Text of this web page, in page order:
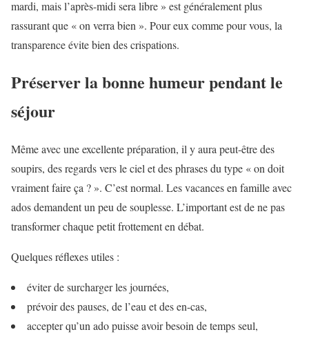
mardi, mais l’après-midi sera libre » est généralement plus
rassurant que « on verra bien ». Pour eux comme pour vous, la
transparence évite bien des crispations.
Préserver la bonne humeur pendant le
séjour
Même avec une excellente préparation, il y aura peut-être des
soupirs, des regards vers le ciel et des phrases du type « on doit
vraiment faire ça ? ». C’est normal. Les vacances en famille avec
ados demandent un peu de souplesse. L’important est de ne pas
transformer chaque petit frottement en débat.
Quelques réflexes utiles :
éviter de surcharger les journées,
prévoir des pauses, de l’eau et des en-cas,
accepter qu’un ado puisse avoir besoin de temps seul,